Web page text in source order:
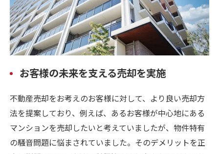
お客様の未来を支える売却を実施
不動産売却をお考えのお客様に対して、より良い売却方
法を提案しており、例えば、あるお客様が中心地にある
マンションを売却したいと考えていましたが、物件特有
の騒音問題に悩まされていました。そのデメリットを正